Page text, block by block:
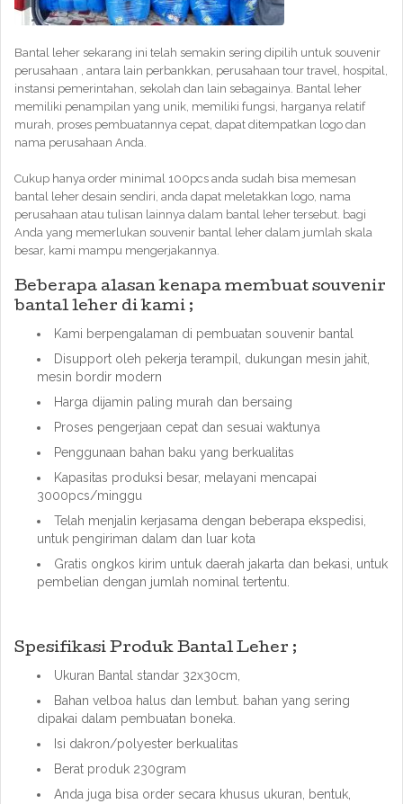
Bantal leher sekarang ini telah semakin sering dipilih untuk souvenir
perusahaan , antara lain perbankkan, perusahaan tour travel, hospital,
instansi pemerintahan, sekolah dan lain sebagainya. Bantal leher
memiliki penampilan yang unik, memiliki fungsi, harganya relatif
murah, proses pembuatannya cepat, dapat ditempatkan logo dan
nama perusahaan Anda.
Cukup hanya order minimal 100pcs anda sudah bisa memesan
bantal leher desain sendiri, anda dapat meletakkan logo, nama
perusahaan atau tulisan lainnya dalam bantal leher tersebut. bagi
Anda yang memerlukan souvenir bantal leher dalam jumlah skala
besar, kami mampu mengerjakannya.
Beberapa alasan kenapa membuat souvenir
bantal leher di kami ;
Kami berpengalaman di pembuatan souvenir bantal
Disupport oleh pekerja terampil, dukungan mesin jahit,
mesin bordir modern
Harga dijamin paling murah dan bersaing
Proses pengerjaan cepat dan sesuai waktunya
Penggunaan bahan baku yang berkualitas
Kapasitas produksi besar, melayani mencapai
3000pcs/minggu
Telah menjalin kerjasama dengan beberapa ekspedisi,
untuk pengiriman dalam dan luar kota
Gratis ongkos kirim untuk daerah jakarta dan bekasi, untuk
pembelian dengan jumlah nominal tertentu.
Spesifikasi Produk Bantal Leher ;
Ukuran Bantal standar 32x30cm,
Bahan velboa halus dan lembut. bahan yang sering
dipakai dalam pembuatan boneka.
Isi dakron/polyester berkualitas
Berat produk 230gram
Anda juga bisa order secara khusus ukuran, bentuk,